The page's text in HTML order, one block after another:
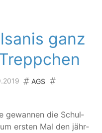
ganz
AGS
gewan­nen die Schul­
ers­ten Mal den jähr­